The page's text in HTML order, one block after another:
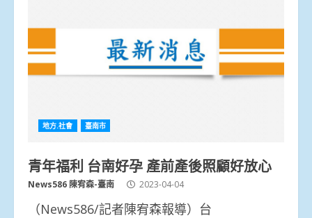
地方.社會 臺南市
青年福利 台南好孕 產前產後照顧好放心
News586 陳宥森-臺南 2023-04-04
（News586/記者陳宥森報導）台